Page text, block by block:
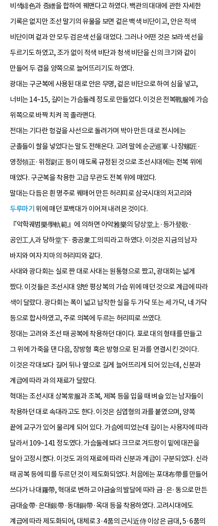
비색緋色과 증繒을 합하여 꿰맨다고 하였다. 백관의 대대에 관한 자세한
기록은 없지만 조선 말기의 유물을 보면 겉은 백색 비단이고, 안은 적색
비단이며 겉과 안 모두 검은색 선을 대었다. 그러나 어떤 것은 보라색 선을
두르기도 하였고, 조가 없이 적색 비단과 청색 비단을 신의 크기와 같이
만들어 두 겹을 양쪽으로 늘어뜨리기도 하였다.
광대는 구군복에 사용된 대로 안은 무명, 겉은 비단으로 하여 심을 넣고,
너비는 14~15, 길이는 가슴둘레 정도로 만들었다. 이것은 전복戰服에 가슴
위쪽으로 바짝 치켜 꼭 졸라맨다.
전대는 기다란 헝겊을 사선으로 돌려가며 박아 만든 대로 전시에는
군졸들이 쌀을 넣었다는 말도 전해온다. 고려 말에 순군巡軍·나장螺匠·
영정領正·위정尉正 등이 매도록 규정된 것으로 조선시대에는 전복 위에
매었다. 구군복을 착용한 고급 무관도 전복 위에 매었다.
말대는 다듬은 흰 명주로 꿰매어 만든 허리띠로 삼국시대의 저고리와
두루마기 위에 매던 포백대가 이어져 내려온 것이다.
『악학궤범樂學軌範』에 의하면 아악雅樂의 당상堂上·등가登歌·
공인工人과 당하堂下·중공衆工의 띠라고 하였다. 이것은 지금의 남자
바지와 여자 치마의 허리띠와 같다.
사대와 광다회는 실로 짠 대로 사대는 원통형으로 짰고, 광대회는 넓게
짰다. 이것들은 조선시대 양반 평상복의 가슴 위에 매던 것으로 계급에 따라
색이 달랐다. 광다회는 폭이 넓고 납작한 실을 두 가닥 또는 세 가닥, 네 가닥
등으로 합사하였고, 주로 의복에 두르는 허리띠로 쓰였다.
정대는 고려와 조선 때 공복에 착용하던 대이다. 포로 대의 형태를 만들고
그 위에 가죽을 댄 다음, 장방형 혹은 방형으로 된 과를 연결시킨 것이다.
이것은 각대보다 길어 뒤나 옆으로 길게 늘어뜨리게 되어 있는데, 신분과
계급에 따라 과의 재료가 달랐다.
혁대는 조선시대 상복常服과 조복, 제복 등을 입을 때 벼슬 있는 남자들이
착용하던 대로 속대라고도 한다. 이것은 심엽형의 과를 붙였으며, 양쪽
끝에 교구가 있어 물리게 되어 있다. 가슴에 띠었는데 길이는 사용자에 따라
달라서 109~141 정도였다. 가슴둘레보다 크므로 겨드랑이 밑에 대끈을
달아 고정시켰다. 이것도 과의 재료에 따라 신분과 계급이 구분되었다. 신라
때 공복 등에 띠를 두르던 것이 제도화되었다. 처음에는 포대布帶를 만들어
쓰다가 나대羅帶, 혁대로 변하고 야금술의 발달에 따라 금·은·동으로 만든
금대金帶·은대銀帶·동대銅帶·옥대 등을 착용하였다. 고려시대에도
계급에 따라 제도화되어, 대체로 3·4품의 근시近侍 이상은 금대, 5·6품의